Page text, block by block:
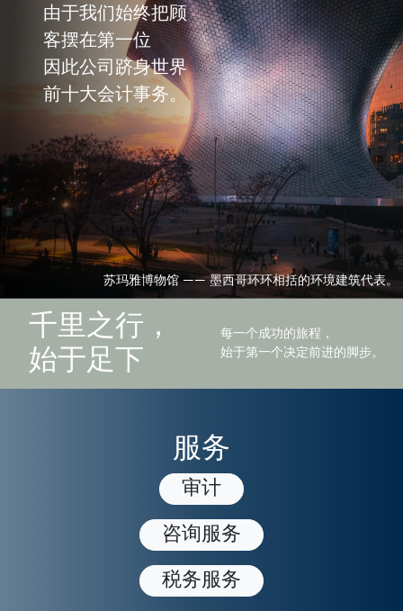
由于我们始终把顾
客摆在第一位
因此公司跻身世界
前十大会计事务。
苏玛雅博物馆 —— 墨西哥环环相括的环境建筑代表。
千里之行，
始于足下
每一个成功的旅程，
始于第一个决定前进的脚步。
服务
审计
咨询服务
税务服务